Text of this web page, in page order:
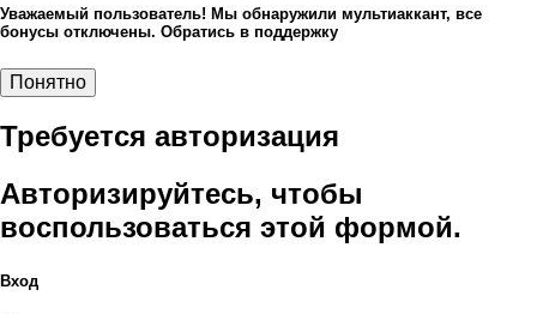
Уважаемый пользователь! Мы обнаружили мультиаккант, все
бонусы отключены. Обратись в поддержку
Понятно
Требуется авторизация
Авторизируйтесь, чтобы
воспользоваться этой формой.
Вход